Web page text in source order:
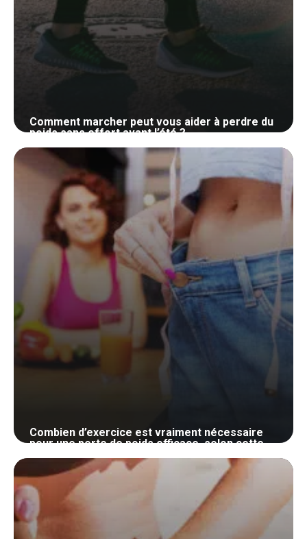
Comment marcher peut vous aider à perdre du
poids sans effort avant l’été ?
25 mai 2024
Combien d’exercice est vraiment nécessaire
pour une perte de poids efficace, selon cette
24 mai 2024